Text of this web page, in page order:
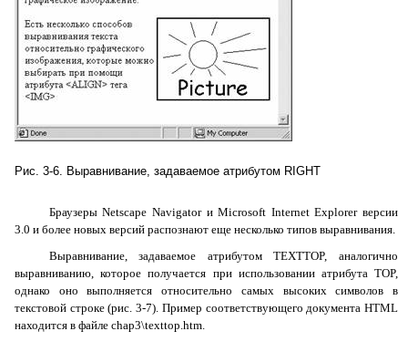
Рис. 3-6. Выравнивание, задаваемое атрибутом RIGHT
Браузеры Netscape Navigator и Microsoft Internet Explorer версии
3.0 и более новых версий распознают еще несколько типов выравнивания.
Выравнивание, задаваемое атрибутом TEXTTOP, аналогично
выравниванию, которое получается при использовании атрибута TOP,
однако оно выполняется относительно самых высоких символов в
текстовой строке (рис. 3-7). Пример соответствующего документа HTML
находится в файле chap3\texttop.htm.